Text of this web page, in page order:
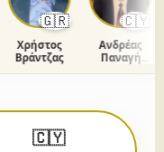
🇬🇷
Χρήστος
Βράντζας
🇨🇾
Ανδρέας
Παναγή
🇨🇾